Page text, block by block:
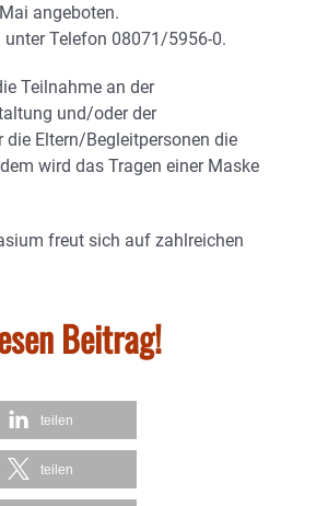
angeboten.
Telefon 08071/5956-0.
Teilnahme an der
und/oder der
Eltern/Begleitpersonen die
wird das Tragen einer Maske
freut sich auf zahlreichen
Beitrag!
teilen
teilen